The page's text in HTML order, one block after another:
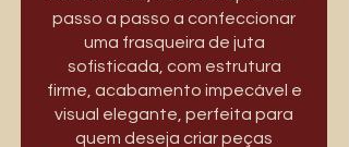
passo a passo a confeccionar
uma frasqueira de juta
sofisticada, com estrutura
firme, acabamento impecável e
visual elegante, perfeita para
quem deseja criar peças